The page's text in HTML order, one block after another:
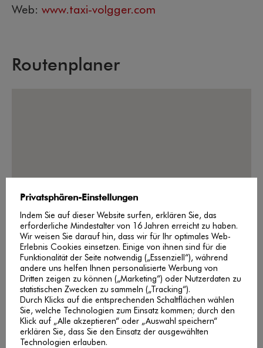
Web: www.taxi-volgger.com
Routenplaner
Privatsphären-Einstellungen
Indem Sie auf dieser Website surfen, erklären Sie, das
erforderliche Mindestalter von 16 Jahren erreicht zu haben.
Wir weisen Sie darauf hin, dass wir für Ihr optimales Web-
Erlebnis Cookies einsetzen. Einige von ihnen sind für die
Funktionalität der Seite notwendig („Essenziell“), während
andere uns helfen Ihnen personalisierte Werbung von
Dritten zeigen zu können („Marketing“) oder Nutzerdaten zu
statistischen Zwecken zu sammeln („Tracking“).
Durch Klicks auf die entsprechenden Schaltflächen wählen
Sie, welche Technologien zum Einsatz kommen; durch den
Klick auf „Alle akzeptieren“ oder „Auswahl speichern“
erklären Sie, dass Sie den Einsatz der ausgewählten
Technologien erlauben.